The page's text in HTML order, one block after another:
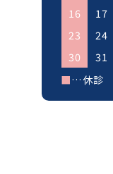
16
17
23
24
30
31
■…休診